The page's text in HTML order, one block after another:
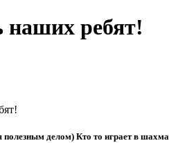
ребят!
делом) Кто то играет в